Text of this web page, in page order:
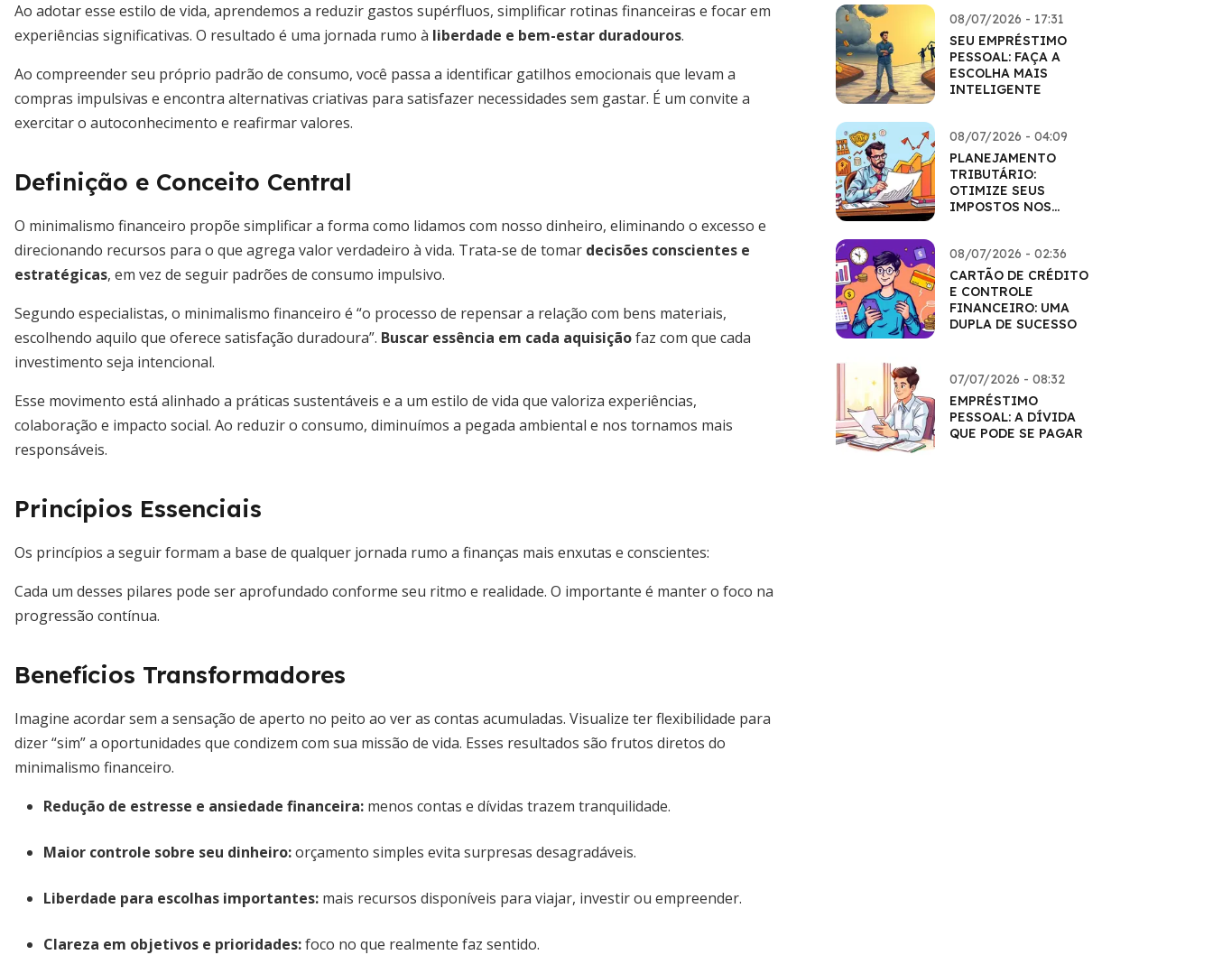
Ao adotar esse estilo de vida, aprendemos a reduzir gastos supérfluos, simplificar rotinas financeiras e focar em
experiências significativas. O resultado é uma jornada rumo à liberdade e bem-estar duradouros.
Ao compreender seu próprio padrão de consumo, você passa a identificar gatilhos emocionais que levam a
compras impulsivas e encontra alternativas criativas para satisfazer necessidades sem gastar. É um convite a
exercitar o autoconhecimento e reafirmar valores.
Definição e Conceito Central
O minimalismo financeiro propõe simplificar a forma como lidamos com nosso dinheiro, eliminando o excesso e
direcionando recursos para o que agrega valor verdadeiro à vida. Trata-se de tomar decisões conscientes e
estratégicas, em vez de seguir padrões de consumo impulsivo.
Segundo especialistas, o minimalismo financeiro é “o processo de repensar a relação com bens materiais,
escolhendo aquilo que oferece satisfação duradoura”. Buscar essência em cada aquisiçãofaz com que cada
investimento seja intencional.
Esse movimento está alinhado a práticas sustentáveis e a um estilo de vida que valoriza experiências,
colaboração e impacto social. Ao reduzir o consumo, diminuímos a pegada ambiental e nos tornamos mais
responsáveis.
Princípios Essenciais
Os princípios a seguir formam a base de qualquer jornada rumo a finanças mais enxutas e conscientes:
Cada um desses pilares pode ser aprofundado conforme seu ritmo e realidade. O importante é manter o foco na
progressão contínua.
Benefícios Transformadores
Imagine acordar sem a sensação de aperto no peito ao ver as contas acumuladas. Visualize ter flexibilidade para
dizer “sim” a oportunidades que condizem com sua missão de vida. Esses resultados são frutos diretos do
minimalismo financeiro.
Redução de estresse e ansiedade financeira: menos contas e dívidas trazem tranquilidade.
Maior controle sobre seu dinheiro:orçamento simples evita surpresas desagradáveis.
Liberdade para escolhas importantes: mais recursos disponíveis para viajar, investir ou empreender.
Clareza em objetivos e prioridades:foco no que realmente faz sentido.
08/07/2026 - 17:31
SEU EMPRÉSTIMO
PESSOAL: FAÇA A
ESCOLHA MAIS
INTELIGENTE
08/07/2026 - 04:09
PLANEJAMENTO
TRIBUTÁRIO:
OTIMIZE SEUS
IMPOSTOS NOS
08/07/2026 - 02:36
CARTÃO DE CRÉDITO
E CONTROLE
FINANCEIRO: UMA
DUPLA DE SUCESSO
07/07/2026 - 08:32
EMPRÉSTIMO
PESSOAL: A DÍVIDA
QUE PODE SE PAGAR